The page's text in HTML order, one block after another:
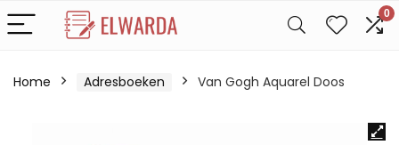
0
Home Adresboeken Van Gogh Aquarel Doos